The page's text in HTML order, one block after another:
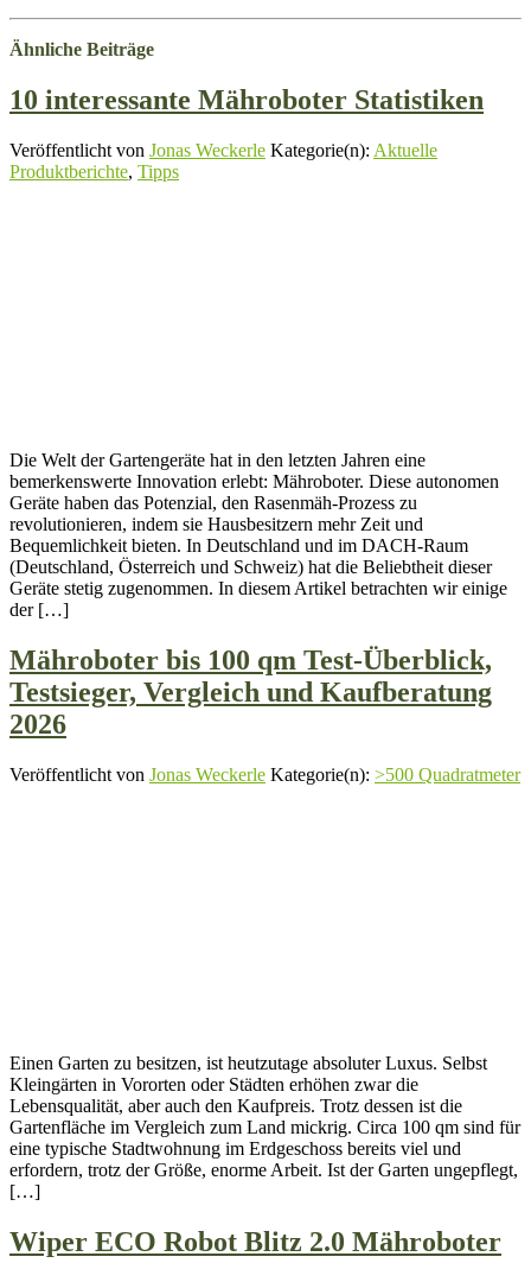
Ähnliche Beiträge
10 interessante Mähroboter Statistiken
Veröffentlicht von Jonas Weckerle Kategorie(n): Aktuelle
Produktberichte, Tipps
Die Welt der Gartengeräte hat in den letzten Jahren eine
bemerkenswerte Innovation erlebt: Mähroboter. Diese autonomen
Geräte haben das Potenzial, den Rasenmäh-Prozess zu
revolutionieren, indem sie Hausbesitzern mehr Zeit und
Bequemlichkeit bieten. In Deutschland und im DACH-Raum
(Deutschland, Österreich und Schweiz) hat die Beliebtheit dieser
Geräte stetig zugenommen. In diesem Artikel betrachten wir einige
der […]
Mähroboter bis 100 qm Test-Überblick,
Testsieger, Vergleich und Kaufberatung
2026
Veröffentlicht von Jonas Weckerle Kategorie(n): >500 Quadratmeter
Einen Garten zu besitzen, ist heutzutage absoluter Luxus. Selbst
Kleingärten in Vororten oder Städten erhöhen zwar die
Lebensqualität, aber auch den Kaufpreis. Trotz dessen ist die
Gartenfläche im Vergleich zum Land mickrig. Circa 100 qm sind für
eine typische Stadtwohnung im Erdgeschoss bereits viel und
erfordern, trotz der Größe, enorme Arbeit. Ist der Garten ungepflegt,
[…]
Wiper ECO Robot Blitz 2.0 Mähroboter